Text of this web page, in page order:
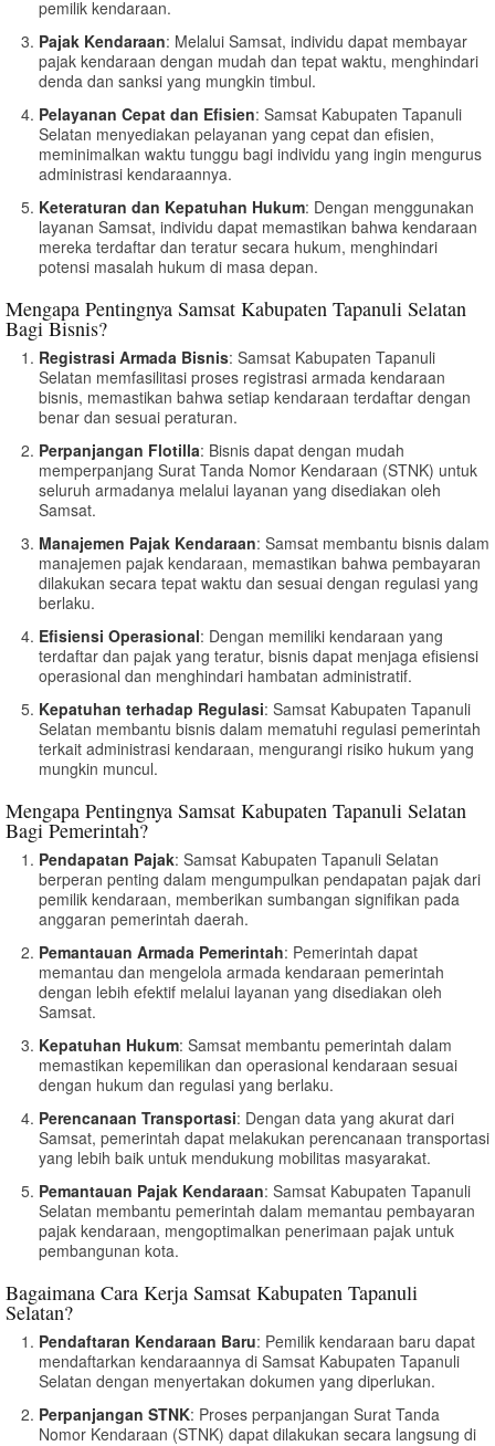
pemilik kendaraan.
Pajak Kendaraan: Melalui Samsat, individu dapat membayar
pajak kendaraan dengan mudah dan tepat waktu, menghindari
denda dan sanksi yang mungkin timbul.
Pelayanan Cepat dan Efisien: Samsat Kabupaten Tapanuli
Selatan menyediakan pelayanan yang cepat dan efisien,
meminimalkan waktu tunggu bagi individu yang ingin mengurus
administrasi kendaraannya.
Keteraturan dan Kepatuhan Hukum: Dengan menggunakan
layanan Samsat, individu dapat memastikan bahwa kendaraan
mereka terdaftar dan teratur secara hukum, menghindari
potensi masalah hukum di masa depan.
Mengapa Pentingnya Samsat Kabupaten Tapanuli Selatan
Bagi Bisnis?
Registrasi Armada Bisnis: Samsat Kabupaten Tapanuli
Selatan memfasilitasi proses registrasi armada kendaraan
bisnis, memastikan bahwa setiap kendaraan terdaftar dengan
benar dan sesuai peraturan.
Perpanjangan Flotilla: Bisnis dapat dengan mudah
memperpanjang Surat Tanda Nomor Kendaraan (STNK) untuk
seluruh armadanya melalui layanan yang disediakan oleh
Samsat.
Manajemen Pajak Kendaraan: Samsat membantu bisnis dalam
manajemen pajak kendaraan, memastikan bahwa pembayaran
dilakukan secara tepat waktu dan sesuai dengan regulasi yang
berlaku.
Efisiensi Operasional: Dengan memiliki kendaraan yang
terdaftar dan pajak yang teratur, bisnis dapat menjaga efisiensi
operasional dan menghindari hambatan administratif.
Kepatuhan terhadap Regulasi: Samsat Kabupaten Tapanuli
Selatan membantu bisnis dalam mematuhi regulasi pemerintah
terkait administrasi kendaraan, mengurangi risiko hukum yang
mungkin muncul.
Mengapa Pentingnya Samsat Kabupaten Tapanuli Selatan
Bagi Pemerintah?
Pendapatan Pajak: Samsat Kabupaten Tapanuli Selatan
berperan penting dalam mengumpulkan pendapatan pajak dari
pemilik kendaraan, memberikan sumbangan signifikan pada
anggaran pemerintah daerah.
Pemantauan Armada Pemerintah: Pemerintah dapat
memantau dan mengelola armada kendaraan pemerintah
dengan lebih efektif melalui layanan yang disediakan oleh
Samsat.
Kepatuhan Hukum: Samsat membantu pemerintah dalam
memastikan kepemilikan dan operasional kendaraan sesuai
dengan hukum dan regulasi yang berlaku.
Perencanaan Transportasi: Dengan data yang akurat dari
Samsat, pemerintah dapat melakukan perencanaan transportasi
yang lebih baik untuk mendukung mobilitas masyarakat.
Pemantauan Pajak Kendaraan: Samsat Kabupaten Tapanuli
Selatan membantu pemerintah dalam memantau pembayaran
pajak kendaraan, mengoptimalkan penerimaan pajak untuk
pembangunan kota.
Bagaimana Cara Kerja Samsat Kabupaten Tapanuli
Selatan?
Pendaftaran Kendaraan Baru: Pemilik kendaraan baru dapat
mendaftarkan kendaraannya di Samsat Kabupaten Tapanuli
Selatan dengan menyertakan dokumen yang diperlukan.
Perpanjangan STNK: Proses perpanjangan Surat Tanda
Nomor Kendaraan (STNK) dapat dilakukan secara langsung di